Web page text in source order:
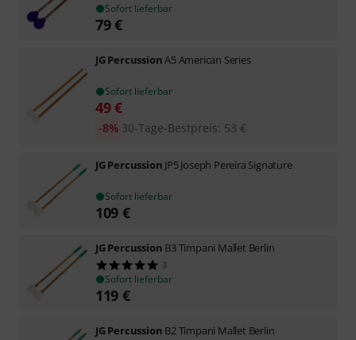
Sofort lieferbar
79€
JG PercussionA5 American Series
Sofort lieferbar
49€
30-Tage-Bestpreis: 53 €
-8%
JG Percussion JP5 Joseph Pereira Signature
Sofort lieferbar
109 €
JG Percussion B3 Timpani Mallet Berlin
3
Sofort lieferbar
119 €
JG Percussion B2 Timpani Mallet Berlin